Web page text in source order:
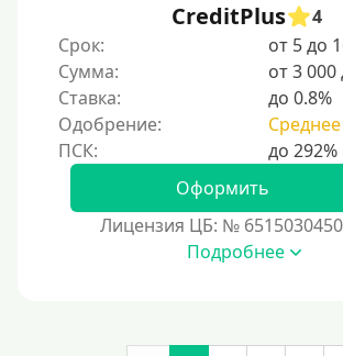
В ломбарде
Роботы займов
Перевод средств на карту через
Бесплатное использование без
карты.
Денежным переводом
На Яндекс Деньги
CreditPlus
4
Срок:
от 5 до
Сумма:
от 3 000
Ставка:
до 0.8%
Одобрение:
Среднее
Оформить
Лицензия ЦБ: №
Подробнее